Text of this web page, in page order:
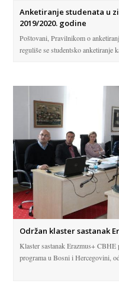
Anketiranje studenata u
2019/2020. godine
Poštovani, Pravilnikom o
reguliše se studentsko anketiranje
Održan klaster sastanak
Klaster sastanak Erazmus+
programa u Bosni i Hercegovini,